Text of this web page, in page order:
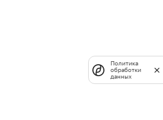
Политика
обработки
данных